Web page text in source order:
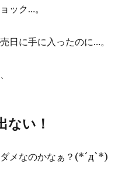
ック…。
日に手に入ったのに…。
ない！
メなのかなぁ？(*´д`*)